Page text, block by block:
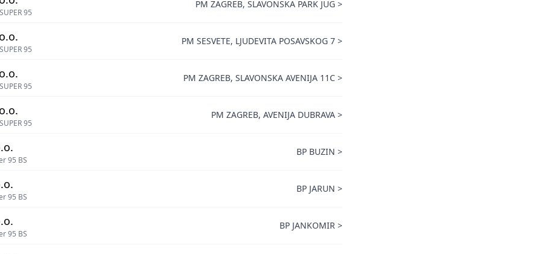
95
PM ZAGREB, SLAVONSKA PARK JUG >
95
PM SESVETE, LJUDEVITA POSAVSKOG 7 >
95
PM ZAGREB, SLAVONSKA AVENIJA 11C >
95
PM ZAGREB, AVENIJA DUBRAVA >
95 BS
BP BUZIN >
95 BS
BP JARUN >
95 BS
BP JANKOMIR >